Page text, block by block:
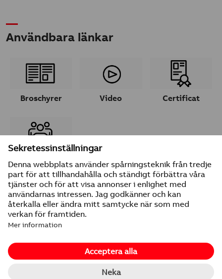
Användbara länkar
Broschyrer Video Certificat
Leverantörsuppgifter
Integritetspolicy